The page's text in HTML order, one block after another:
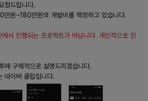
청드립니다.
만원~180만원의 개발비를 책정하고 있습니다.
서 진행되는 프로젝트가 아닙니다. 개인적으로 진
에 구체적으로 설명드리겠습니다.
네이버 클립입니다.